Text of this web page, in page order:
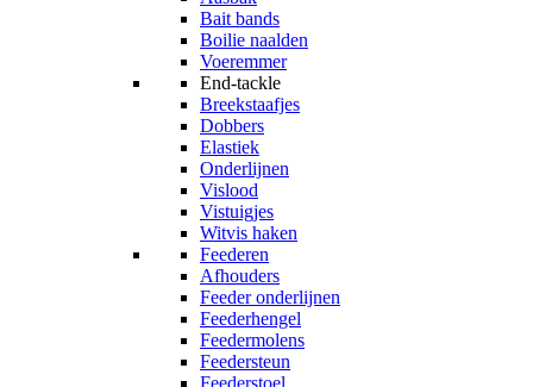
Bait bands
Boilie naalden
Voeremmer
End-tackle
Breekstaafjes
Dobbers
Elastiek
Onderlijnen
Vislood
Vistuigjes
Witvis haken
Feederen
Afhouders
Feeder onderlijnen
Feederhengel
Feedermolens
Feedersteun
Feederstoel